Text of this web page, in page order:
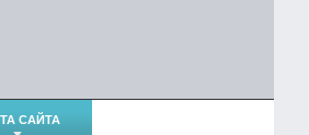
САЙТА